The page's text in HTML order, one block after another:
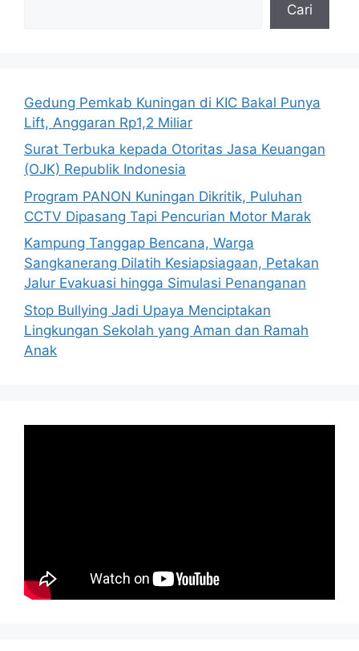
Cari
Gedung Pemkab Kuningan di KIC Bakal Punya
Lift, Anggaran Rp1,2 Miliar
Surat Terbuka kepada Otoritas Jasa Keuangan
(OJK) Republik Indonesia
Program PANON Kuningan Dikritik, Puluhan
CCTV Dipasang Tapi Pencurian Motor Marak
Kampung Tanggap Bencana, Warga
Sangkanerang Dilatih Kesiapsiagaan, Petakan
Jalur Evakuasi hingga Simulasi Penanganan
Stop Bullying Jadi Upaya Menciptakan
Lingkungan Sekolah yang Aman dan Ramah
Anak